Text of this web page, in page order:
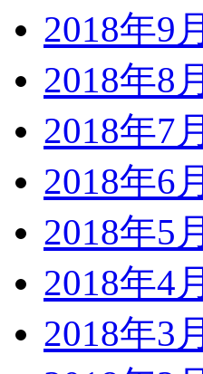
2018年9月
2018年8月
2018年7月
2018年6月
2018年5月
2018年4月
2018年3月